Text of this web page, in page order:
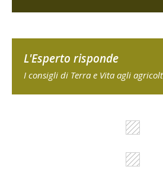
L'Esperto risponde
I consigli di Terra e Vita agli